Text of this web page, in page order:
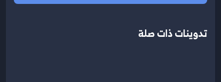
تدوينات ذات صلة